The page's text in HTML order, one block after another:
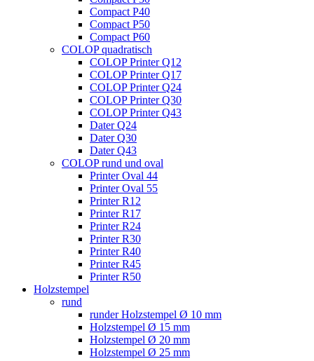
Compact P40
Compact P50
Compact P60
COLOP quadratisch
COLOP Printer Q12
COLOP Printer Q17
COLOP Printer Q24
COLOP Printer Q30
COLOP Printer Q43
Dater Q24
Dater Q30
Dater Q43
COLOP rund und oval
Printer Oval 44
Printer Oval 55
Printer R12
Printer R17
Printer R24
Printer R30
Printer R40
Printer R45
Printer R50
Holzstempel
rund
runder Holzstempel Ø 10 mm
Holzstempel Ø 15 mm
Holzstempel Ø 20 mm
Holzstempel Ø 25 mm